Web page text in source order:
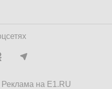
Реклама на E1.RU